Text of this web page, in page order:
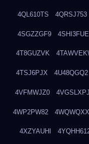
4QL610TS 4QRSJ753
4SGZZGF9 4SHI3FUE
4T8GUZVK
4TSJ6PJX 4U48QGQ2
4VFMWJZ0 4VGSLXPJ
4WP2PW82
4XZYAUHI